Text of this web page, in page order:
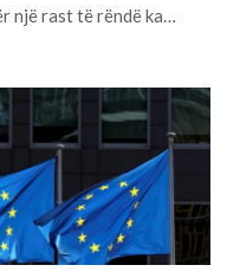
një rast të rëndë ka…